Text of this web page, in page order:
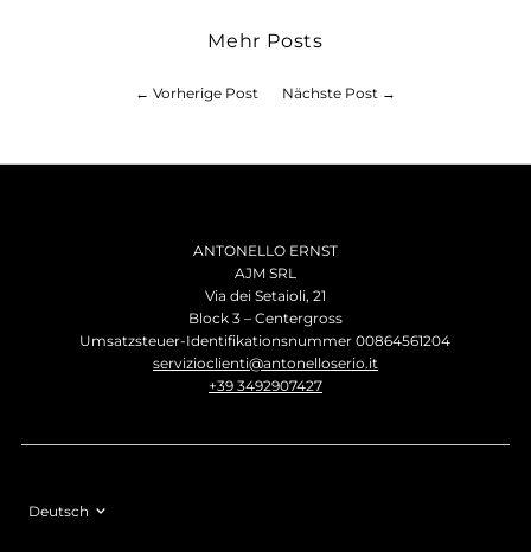
Mehr Posts
← Vorherige Post Nächste Post →
ANTONELLO ERNST
AJM SRL
Via dei Setaioli, 21
Block 3 – Centergross
Umsatzsteuer-Identifikationsnummer 00864561204
servizioclienti@antonelloserio.it
+39 3492907427
Deutsch